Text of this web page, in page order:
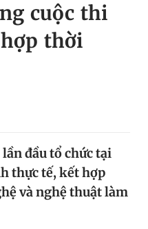
Tin 360
Magazine
cuộc thi
thời
đầu tổ chức tại
thực tế, kết hợp
và nghệ thuật làm